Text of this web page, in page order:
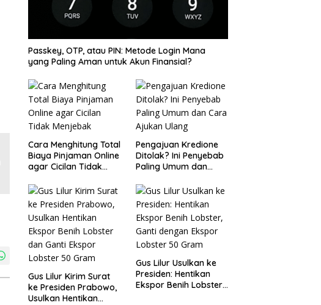
Passkey, OTP, atau PIN: Metode Login Mana
yang Paling Aman untuk Akun Finansial?
Cara Menghitung Total
Biaya Pinjaman Online
agar Cicilan Tidak
Pengajuan Kredione
Ditolak? Ini Penyebab
Paling Umum dan
Gus Lilur Kirim Surat
ke Presiden Prabowo,
Usulkan Hentikan
Gus Lilur Usulkan ke
Presiden: Hentikan
Ekspor Benih Lobster,